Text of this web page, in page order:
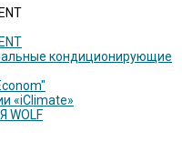
кондиционирующие
«iClimate»